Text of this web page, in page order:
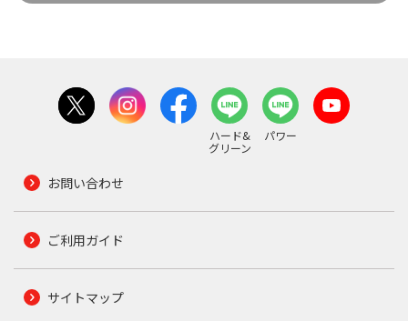
ハード&
グリーン
パワー
お問い合わせ
ご利用ガイド
サイトマップ